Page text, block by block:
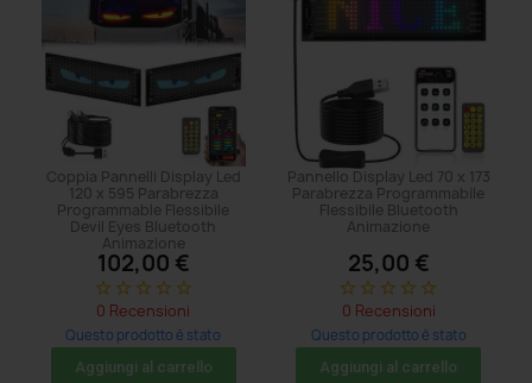
Coppia Pannelli Display Led
120 x 595 Parabrezza
Programmable Flessibile
Devil Eyes Bluetooth
Animazione
102,00 €
star_border star_border star_border star_border star_border
0 Recensioni
Questo prodotto è stato
acquistato: 5 volte
Aggiungi al carrello
Pannello Display Led 70 x 173
Parabrezza Programmabile
Flessibile Bluetooth
Animazione
25,00 €
star_border star_border star_border star_border star_border
0 Recensioni
Questo prodotto è stato
acquistato: 5 volte
Aggiungi al carrello